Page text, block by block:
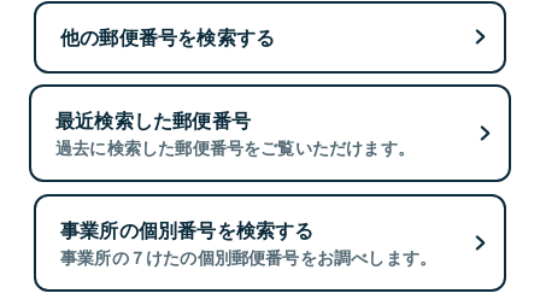
他の郵便番号を検索する
最近検索した郵便番号
過去に検索した郵便番号をご覧いただけます。
事業所の個別番号を検索する
事業所の７けたの個別郵便番号をお調べします。